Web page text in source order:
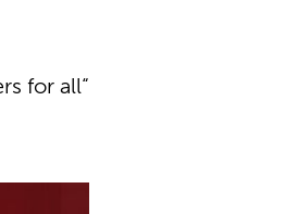
for all“